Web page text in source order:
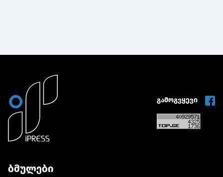
გამოგვყევი
ბმულები